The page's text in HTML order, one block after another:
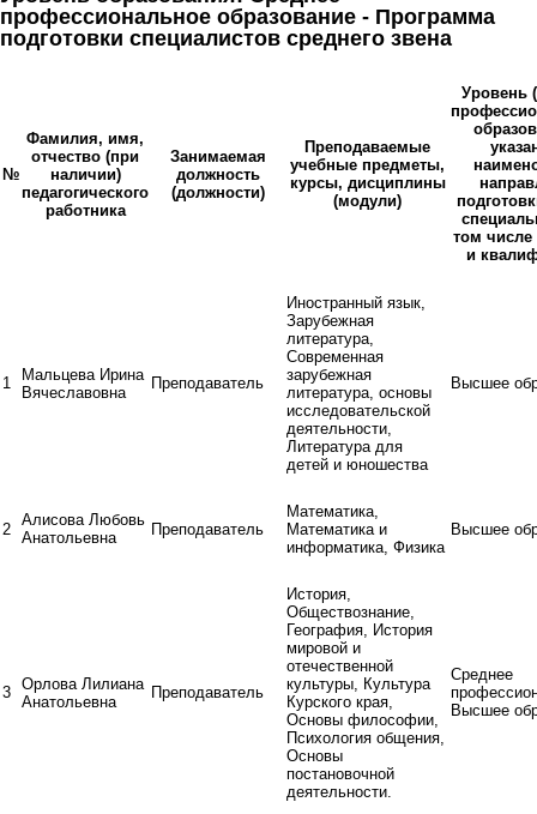
профессиональное образование - Программа
подготовки специалистов среднего звена
№
Фамилия, имя,
отчество (при
наличии)
педагогического
работника
Занимаемая
должность
(должности)
Преподаваемые
учебные предметы,
курсы, дисциплины
(модули)
Уровень
том числе
и
1
Мальцева Ирина
Вячеславовна
Преподаватель
Иностранный язык,
Зарубежная
литература,
Современная
зарубежная
литература, основы
исследовательской
деятельности,
Литература для
детей и юношества
Высшее
2
Алисова Любовь
Анатольевна
Преподаватель
Математика,
Математика и
информатика, Физика
Высшее
3 Орлова Лилиана
Анатольевна
Преподаватель
История,
Обществознание,
География, История
мировой и
отечественной
культуры, Культура
Курского края,
Основы философии,
Психология общения,
Основы
постановочной
деятельности.
Среднее
Высшее